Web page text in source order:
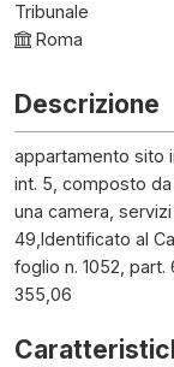
Tribunale
Roma
Descrizione
appartamento sito
int. 5, composto
una camera,
49,Identificato al
foglio n. 1052, part.
355,06